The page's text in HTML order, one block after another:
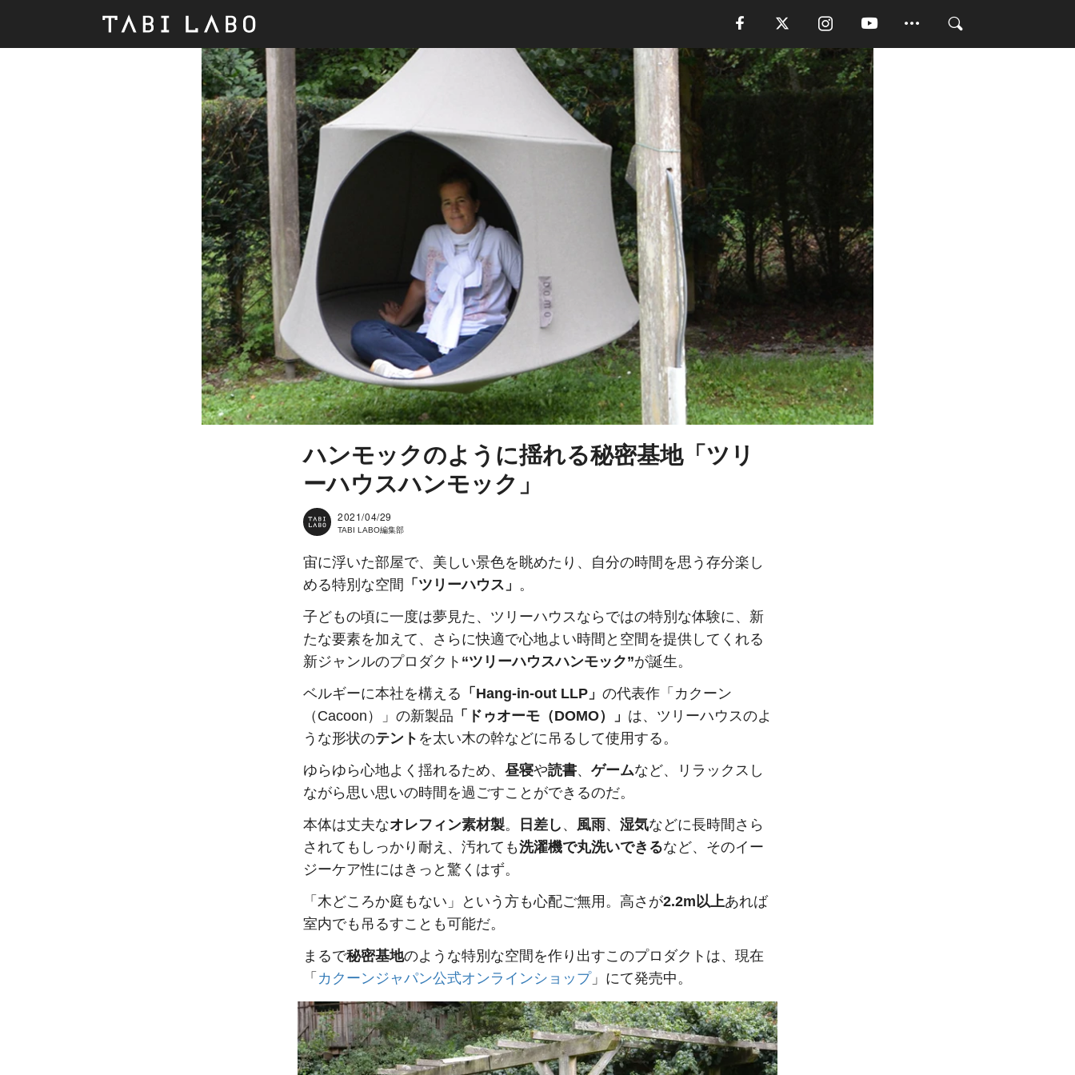
ハンモックのように揺れる秘密基地「ツリ
ーハウスハンモック」
2021/04/29
TABI LABO編集部
宙に浮いた部屋で、美しい景色を眺めたり、自分の時間を思う存分楽し
める特別な空間 「ツリーハウス」 。
子どもの頃に一度は夢見た、ツリーハウスならではの特別な体験に、新
たな要素を加えて、さらに快適で心地よい時間と空間を提供してくれる
新ジャンルのプロダクト “ツリーハウスハンモック”が誕生。
ベルギーに本社を構える 「Hang-in-out LLP」 の代表作「カクーン
（Cacoon）」の新製品 「ドゥオーモ（DOMO）」 は、ツリーハウスのよ
うな形状のテント を太い木の幹などに吊るして使用する。
ゆらゆら心地よく揺れるため、 昼寝や読書、 ゲームなど、リラックスし
ながら思い思いの時間を過ごすことができるのだ。
本体は丈夫なオレフィン素材製。 日差し 、 風雨、 湿気などに長時間さら
されてもしっかり耐え、汚れても洗濯機で丸洗いできるなど、そのイー
ジーケア性にはきっと驚くはず。
「木どころか庭もない」という方も心配ご無用。高さが2.2m以上あれば
室内でも吊るすことも可能だ。
まるで秘密基地のような特別な空間を作り出すこのプロダクトは、現在
「 カクーンジャパン公式オンラインショップ」にて発売中。